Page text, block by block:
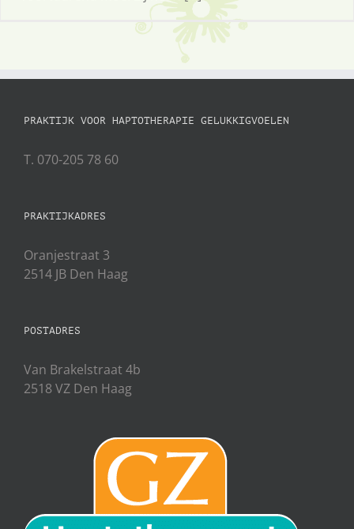
PRAKTIJK VOOR HAPTOTHERAPIE GELUKKIGVOELEN
T. 070-205 78 60
PRAKTIJKADRES
Oranjestraat 3
2514 JB Den Haag
POSTADRES
Van Brakelstraat 4b
2518 VZ Den Haag